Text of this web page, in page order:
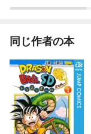
同じ作者の本